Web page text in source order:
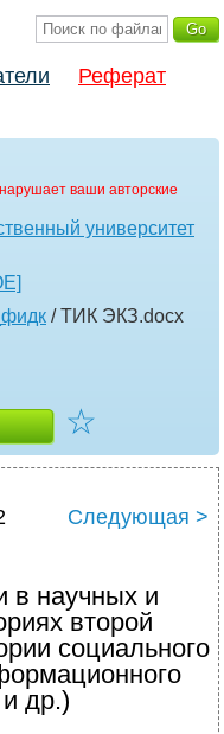
Реферат
ваши авторские
университет
/ ТИК ЭКЗ.docx
☆
Следующая >
в научных и
второй
социального
др.)